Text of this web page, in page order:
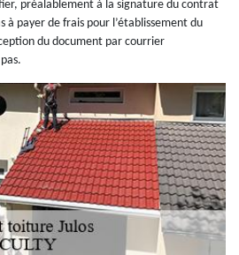
préalablement à la signature du contrat
à payer de frais pour l’établissement du
du document par courrier